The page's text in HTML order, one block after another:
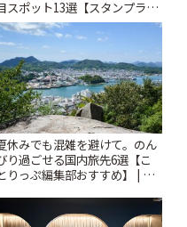
スポット13選【スタンプラリ
開催中】 | ことりっぷ
休みでも混雑を避けて。のん
り過ごせる国内旅先6選【こ
りっぷ編集部おすすめ】 | こ